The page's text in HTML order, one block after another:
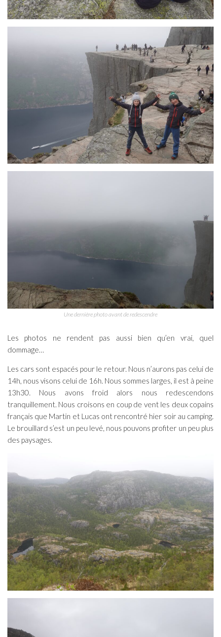
Une dernière photo avant de redescendre
Les photos ne rendent pas aussi bien qu’en vrai, quel
dommage…
Les cars sont espacés pour le retour. Nous n’aurons pas celui de
14h, nous visons celui de 16h. Nous sommes larges, il est à peine
13h30. Nous avons froid alors nous redescendons
tranquillement. Nous croisons en coup de vent les deux copains
français que Martin et Lucas ont rencontré hier soir au camping.
Le brouillard s’est un peu levé, nous pouvons profiter un peu plus
des paysages.